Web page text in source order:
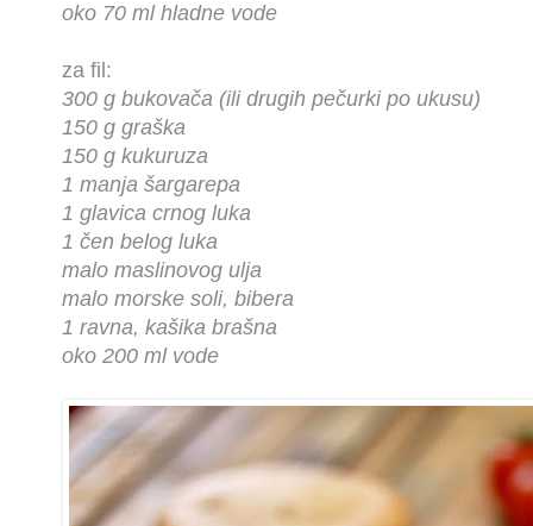
oko 70 ml hladne vode
za fil:
300 g bukovača (ili drugih pečurki po ukusu)
150 g graška
150 g kukuruza
1 manja šargarepa
1 glavica crnog luka
1 čen belog luka
malo maslinovog ulja
malo morske soli, bibera
1 ravna, kašika brašna
oko 200 ml vode